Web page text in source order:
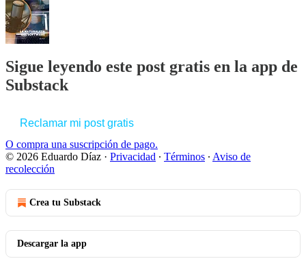
Sigue leyendo este post gratis en la app de
Substack
Reclamar mi post gratis
O compra una suscripción de pago.
© 2026 Eduardo Díaz · Privacidad ∙ Términos ∙ Aviso de
recolección
Crea tu Substack
Descargar la app